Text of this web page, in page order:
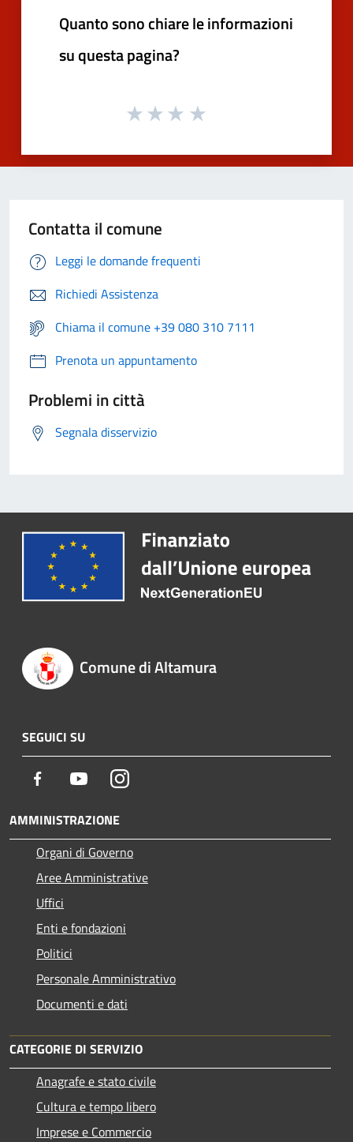
Quanto sono chiare le informazioni
su questa pagina?
Contatta il comune
Leggi le domande frequenti
Richiedi Assistenza
Chiama il comune +39 080 310 7111
Prenota un appuntamento
Problemi in città
Segnala disservizio
Comune di Altamura
SEGUICI SU
Facebook YoutubeInstagram
AMMINISTRAZIONE
Organi di Governo
Aree Amministrative
Uffici
Enti e fondazioni
Politici
Personale Amministrativo
Documenti e dati
CATEGORIE DI SERVIZIO
Anagrafe e stato civile
Cultura e tempo libero
Imprese e Commercio